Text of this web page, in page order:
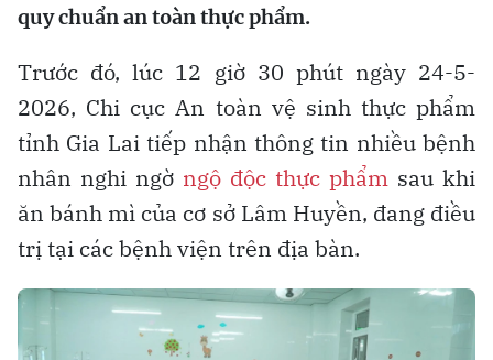
quy chuẩn an toàn thực phẩm.
Trước đó, lúc 12 giờ 30 phút ngày 24-5-
2026, Chi cục An toàn vệ sinh thực phẩm
tỉnh Gia Lai tiếp nhận thông tin nhiều bệnh
nhân nghi ngờ ngộ độc thực phẩm sau khi
ăn bánh mì của cơ sở Lâm Huyền, đang điều
trị tại các bệnh viện trên địa bàn.